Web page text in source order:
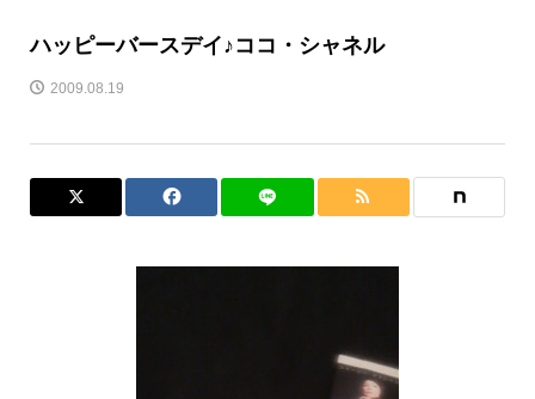
ハッピーバースデイ♪ココ・シャネル
2009.08.19